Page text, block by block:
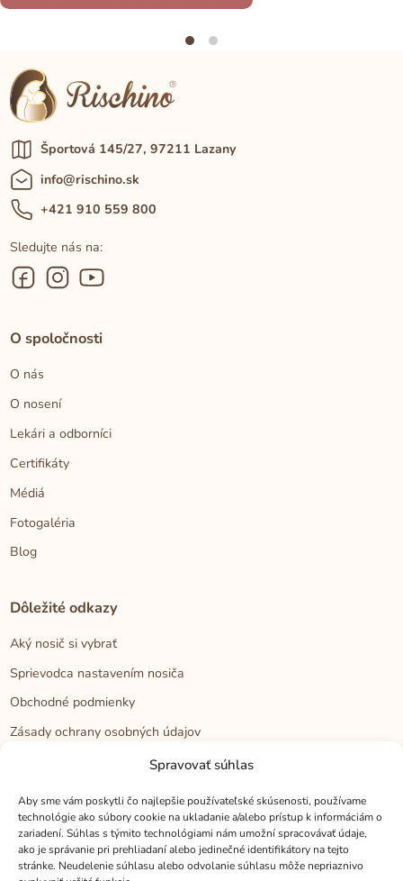
Spravovať súhlas
Aby sme vám poskytli čo najlepšie používateľské skúsenosti, používame
technológie ako súbory cookie na ukladanie a/alebo prístup k informáciám o
zariadení. Súhlas s týmito technológiami nám umožní spracovávať údaje,
ako je správanie pri prehliadaní alebo jedinečné identifikátory na tejto
stránke. Neudelenie súhlasu alebo odvolanie súhlasu môže nepriaznivo
Športová 145/27, 97211 Lazany
info@rischino.sk
+421 910 559 800
Sledujte nás na:
O spoločnosti
O nás
O nosení
Lekári a odborníci
Certifikáty
Médiá
Fotogaléria
Blog
Dôležité odkazy
Aký nosič si vybrať
Sprievodca nastavením nosiča
Obchodné podmienky
Zásady ochrany osobných údajov
Kontakt